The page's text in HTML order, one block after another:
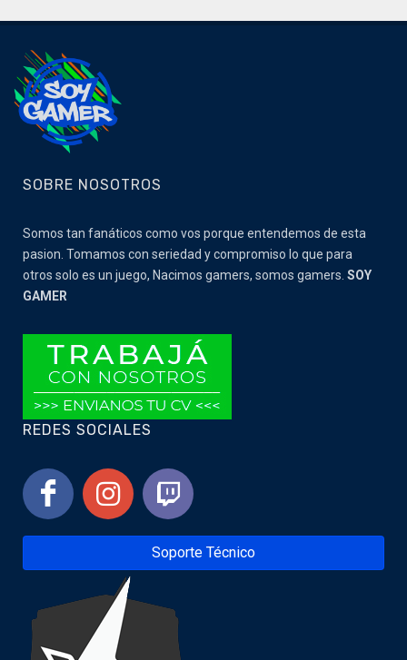
SOBRE NOSOTROS
Somos tan fanáticos como vos porque entendemos de esta
pasion. Tomamos con seriedad y compromiso lo que para
otros solo es un juego, Nacimos gamers, somos gamers. SOY
GAMER
REDES SOCIALES
Soporte Técnico